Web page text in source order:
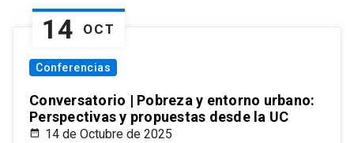
14 OCT
Conferencias
Conversatorio | Pobreza y entorno urbano:
Perspectivas y propuestas desde la UC
14 de Octubre de 2025